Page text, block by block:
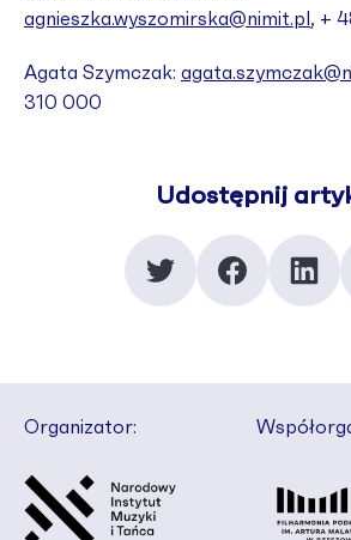
agnieszka.wyszomirska@nimit.pl , +
Agata Szymczak:
310 000
Udostępnij
Organizator: